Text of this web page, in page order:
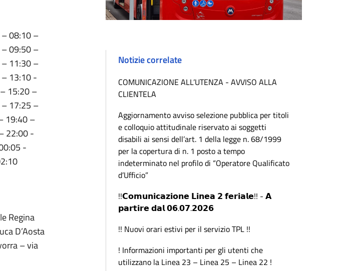
08:10 –
09:50 –
11:30 –
13:10 -
15:20 –
17:25 –
19:40 –
22:00 -
-
Regina
D’Aosta
– via
Notizie correlate
COMUNICAZIONE ALL’UTENZA - AVVISO ALLA
CLIENTELA
Aggiornamento avviso selezione pubblica per titoli
e colloquio attitudinale riservato ai soggetti
disabili ai sensi dell’art. 1 della legge n. 68/1999
per la copertura di n. 1 posto a tempo
indeterminato nel profilo di “Operatore Qualificato
d’Ufficio”
!!𝗖𝗼𝗺𝘂𝗻𝗶𝗰𝗮𝘇𝗶𝗼𝗻𝗲 𝗟𝗶𝗻𝗲𝗮 𝟮 𝗳𝗲𝗿𝗶𝗮𝗹𝗲!! - 𝗔
𝗽𝗮𝗿𝘁𝗶𝗿𝗲 𝗱𝗮𝗹 𝟬𝟲.𝟬𝟳.𝟮𝟬𝟮𝟲
!! Nuovi orari estivi per il servizio TPL !!
! Informazioni importanti per gli utenti che
utilizzano la Linea 23 – Linea 25 – Linea 22 !